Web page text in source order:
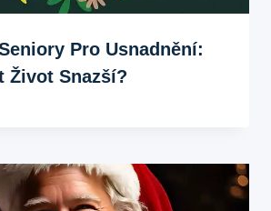
Pro Usnadnění:
Život Snazší?